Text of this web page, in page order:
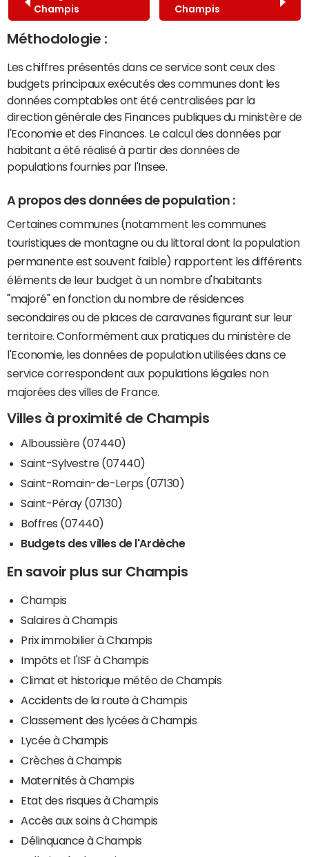
Champis
Champis
Méthodologie :
Les chiffres présentés dans ce service sont ceux des
budgets principaux exécutés des communes dont les
données comptables ont été centralisées par la
direction générale des Finances publiques du ministère de
l'Economie et des Finances. Le calcul des données par
habitant a été réalisé à partir des données de
populations fournies par l'Insee.
A propos des données de population :
Certaines communes (notamment les communes
touristiques de montagne ou du littoral dont la population
permanente est souvent faible) rapportent les différents
éléments de leur budget à un nombre d'habitants
"majoré" en fonction du nombre de résidences
secondaires ou de places de caravanes figurant sur leur
territoire. Conformément aux pratiques du ministère de
l'Economie, les données de population utilisées dans ce
service correspondent aux populations légales non
majorées des villes de France.
Villes à proximité de Champis
Alboussière (07440)
Saint-Sylvestre (07440)
Saint-Romain-de-Lerps (07130)
Saint-Péray (07130)
Boffres (07440)
Budgets des villes de l'Ardèche
En savoir plus sur Champis
Champis
Salaires à Champis
Prix immobilier à Champis
Impôts et l'ISF à Champis
Climat et historique météo de Champis
Accidents de la route à Champis
Classement des lycées à Champis
Lycée à Champis
Crèches à Champis
Maternités à Champis
Etat des risques à Champis
Accès aux soins à Champis
Délinquance à Champis